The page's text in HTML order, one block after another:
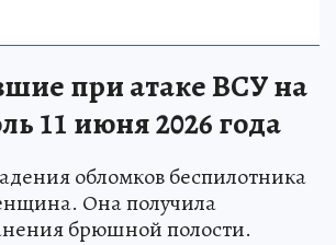
при атаке ВСУ на
11 июня 2026 года
обломков беспилотника
Она получила
брюшной полости.